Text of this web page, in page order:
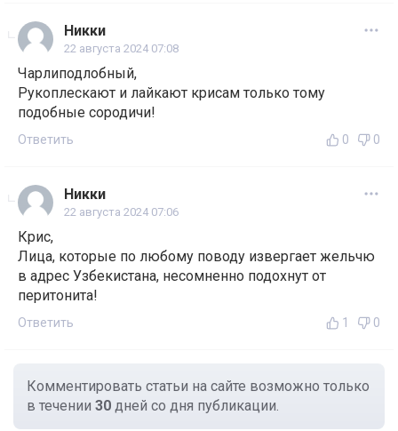
Никки
22 августа 2024 07:08
Чарлиподлобный,
Рукоплескают и лайкают крисам только тому
подобные сородичи!
Ответить 0 0
Никки
22 августа 2024 07:06
Крис,
Лица, которые по любому поводу извергает жельчю
в адрес Узбекистана, несомненно подохнут от
перитонита!
Ответить 1 0
Комментировать статьи на сайте возможно только
в течении 30 дней со дня публикации.